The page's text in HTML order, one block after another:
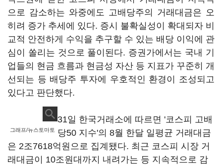
으로 감소하는 와중에도 고배당주의 거래대금은 오
히려 증가 추세에 있다. 증시 불확실성이 확대되자 비
교적 안전하게 수익을 추구할 수 있는 배당 이익에 관
심이 쏠리는 것으로 풀이된다. 증권가에서는 국내 기
업들의 현금 흐름과 현금성 자산 등 지표가 꾸준히 개
선되는 등 배당주 투자에 우호적인 환경이 조성되고
있다고 판단했다.
그래프/뉴스토마토
31일 한국거래소에 따르면 '코스피 고배
당50 지수'의 8월 한달 일평균 거래대금
은 2조7618억원으로 집계됐다. 최근 코스피 시장 거
래대금이 10조원대까지 내려가는 등 지속적으로 감